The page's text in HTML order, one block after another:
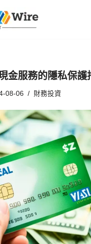
金服務的隱私保護
08-06 財務投資